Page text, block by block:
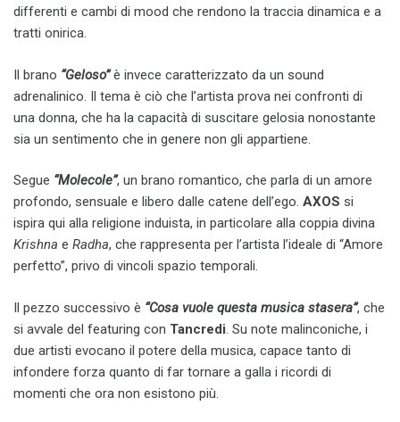
differenti e cambi di mood che rendono la traccia dinamica e a
tratti onirica.
Il brano “Geloso”è invece caratterizzato da un sound
adrenalinico. Il tema è ciò che l’artista prova nei confronti di
una donna, che ha la capacità di suscitare gelosia nonostante
sia un sentimento che in genere non gli appartiene.
Segue “Molecole”, un brano romantico, che parla di un amore
profondo, sensuale e libero dalle catene dell’ego. AXOS si
ispira qui alla religione induista, in particolare alla coppia divina
Krishna e Radha, che rappresenta per l’artista l’ideale di “Amore
perfetto”, privo di vincoli spazio temporali.
Il pezzo successivo è “Cosa vuole questa musica stasera”, che
si avvale del featuring con Tancredi. Su note malinconiche, i
due artisti evocano il potere della musica, capace tanto di
infondere forza quanto di far tornare a galla i ricordi di
momenti che ora non esistono più.